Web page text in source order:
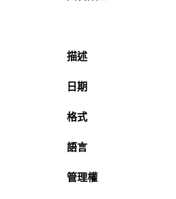
描述
日期
格式
語言
管理權